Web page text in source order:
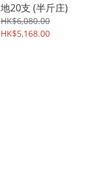
地20支 (半斤庄)
HK$6,080.00
HK$5,168.00